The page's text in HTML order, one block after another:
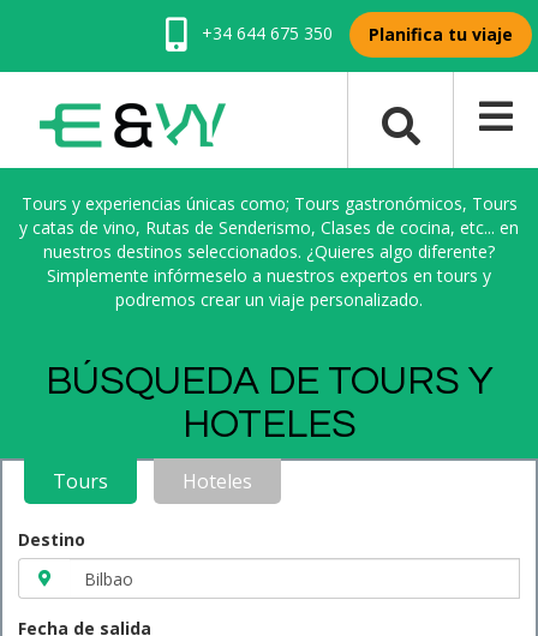
+34 644 675 350 Planifica tu viaje
Tours y experiencias únicas como; Tours gastronómicos, Tours
y catas de vino, Rutas de Senderismo, Clases de cocina, etc... en
nuestros destinos seleccionados. ¿Quieres algo diferente?
Simplemente infórmeselo a nuestros expertos en tours y
podremos crear un viaje personalizado.
BÚSQUEDA DE TOURS Y
HOTELES
Tours Hoteles
Destino
Fecha de salida